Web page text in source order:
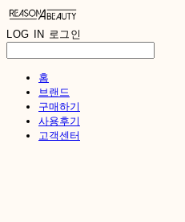
LOG IN 로그인
홈
브랜드
구매하기
사용후기
고객센터